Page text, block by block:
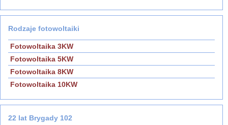
Rodzaje fotowoltaiki
Fotowoltaika 3KW
Fotowoltaika 5KW
Fotowoltaika 8KW
Fotowoltaika 10KW
22 lat Brygady 102